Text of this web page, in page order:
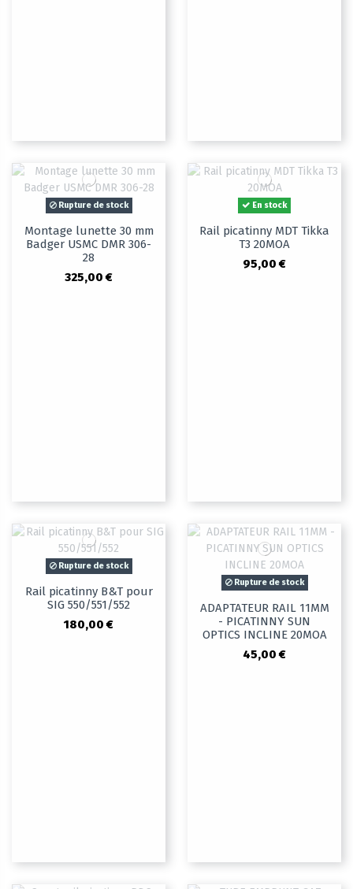
Rupture de stock
Montage lunette 30 mm
Badger USMC DMR 306-
28
325,00 €
En stock
Rail picatinny MDT Tikka
T3 20MOA
95,00 €
Rupture de stock
Rail picatinny B&T pour
SIG 550/551/552
180,00 €
Rupture de stock
ADAPTATEUR RAIL 11MM
- PICATINNY SUN
OPTICS INCLINE 20MOA
45,00 €